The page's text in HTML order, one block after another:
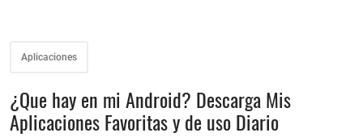
Aplicaciones
¿Que hay en mi Android? Descarga Mis
Aplicaciones Favoritas y de uso Diario